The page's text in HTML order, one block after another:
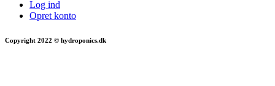
Log ind
Opret konto
Copyright 2022 © hydroponics.dk